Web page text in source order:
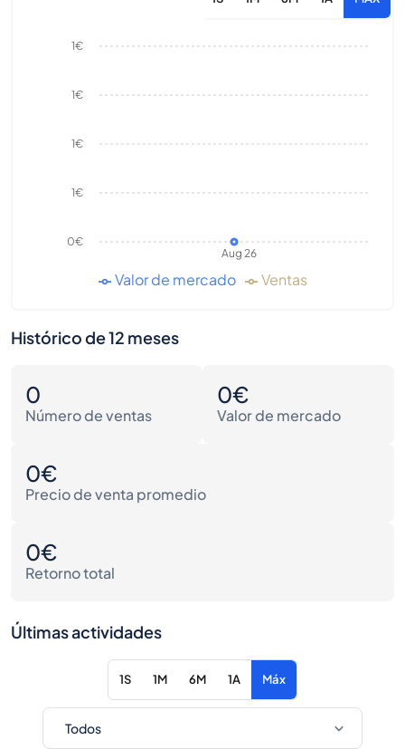
Aug 26
0€
1€
1€
1€
1€
Valor de mercado Ventas
Histórico de 12 meses
0
Número de ventas
0€
Valor de mercado
0€
Precio de venta promedio
0€
Retorno total
Últimas actividades
1S 1M 6M 1A Máx